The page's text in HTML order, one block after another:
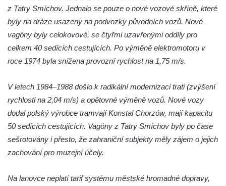
z Tatry Smíchov. Jednalo se pouze o nové vozové skříně, které
byly na dráze usazeny na podvozky původních vozů. Nové
vagóny byly celokovové, se čtyřmi uzavřenými oddíly pro
celkem 40 sedících cestujících. Po výměně elektromotoru v
roce 1974 byla snížena provozní rychlost na 1,75 m/s.
V letech 1984–1988 došlo k radikální modernizaci trati (zvýšení
rychlosti na 2,04 m/s) a opětovné výměně vozů. Nové vozy
dodal polský výrobce tramvají Konstal Chorzów, mají kapacitu
50 sedících cestujících. Vagóny z Tatry Smíchov byly po čase
sešrotovány i přesto, že zahraniční subjekty měly zájem o jejich
zachování pro muzejní účely.
Na lanovce neplatí tarif systému městské hromadné dopravy,